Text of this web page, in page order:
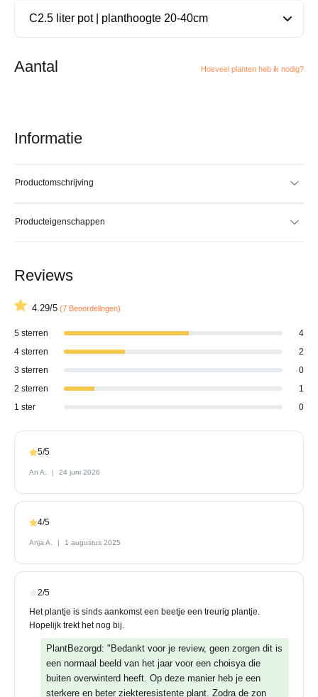
Aantal Hoeveel planten heb ik nodig?
Informatie
Productomschrijving
Producteigenschappen
Reviews
4.29/5 (7 Beoordelingen)
5 sterren
4
4 sterren
2
3 sterren
0
2 sterren
1
1 ster
0
5/5
An A. 24 juni 2026
4/5
Anja A. 1 augustus 2025
2/5
Het plantje is sinds aankomst een beetje een treurig plantje.
Hopelijk trekt het nog bij.
PlantBezorgd: "Bedankt voor je review, geen zorgen dit is
een normaal beeld van het jaar voor een choisya die
buiten overwinterd heeft. Op deze manier heb je een
sterkere en beter ziekteresistente plant. Zodra de zon